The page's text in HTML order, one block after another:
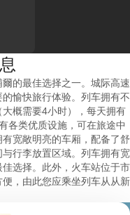
的最佳选择之一。城际高速
愉快旅行体验。列车拥有不
概需要4小时），每天拥有
各类优质设施，可在旅途中
宽敞明亮的车厢，配备了舒
行李放置区域。列车拥有宽
选择。此外，火车站位于市
，由此您应乘坐列车从从新